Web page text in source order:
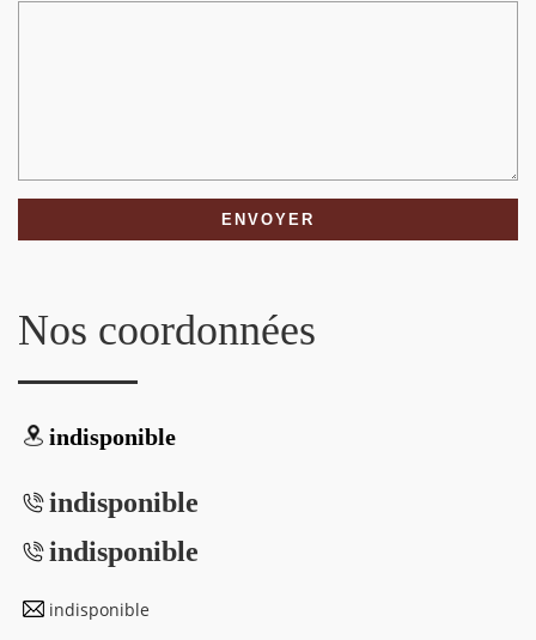
Nos coordonnées
indisponible
indisponible
indisponible
indisponible